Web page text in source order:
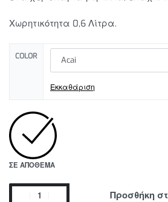
Χωρητικότητα 0,6 Λίτρα.
COLOR
Εκκαθάριση
ΣΕ ΑΠΌΘΕΜΑ
Προσθήκη